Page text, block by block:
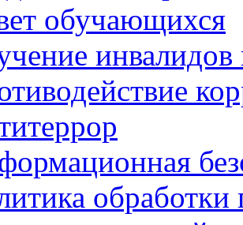
обучающихся